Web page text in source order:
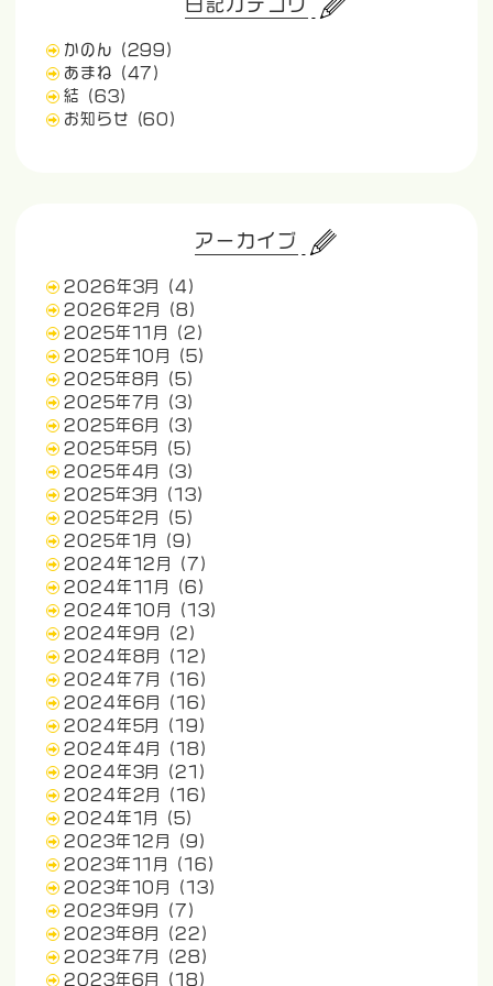
日記カテゴリ
かのん
(299)
あまね
(47)
結
(63)
お知らせ
(60)
アーカイブ
2026年3月
(4)
2026年2月
(8)
2025年11月
(2)
2025年10月
(5)
2025年8月
(5)
2025年7月
(3)
2025年6月
(3)
2025年5月
(5)
2025年4月
(3)
2025年3月
(13)
2025年2月
(5)
2025年1月
(9)
2024年12月
(7)
2024年11月
(6)
2024年10月
(13)
2024年9月
(2)
2024年8月
(12)
2024年7月
(16)
2024年6月
(16)
2024年5月
(19)
2024年4月
(18)
2024年3月
(21)
2024年2月
(16)
2024年1月
(5)
2023年12月
(9)
2023年11月
(16)
2023年10月
(13)
2023年9月
(7)
2023年8月
(22)
2023年7月
(28)
2023年6月
(18)